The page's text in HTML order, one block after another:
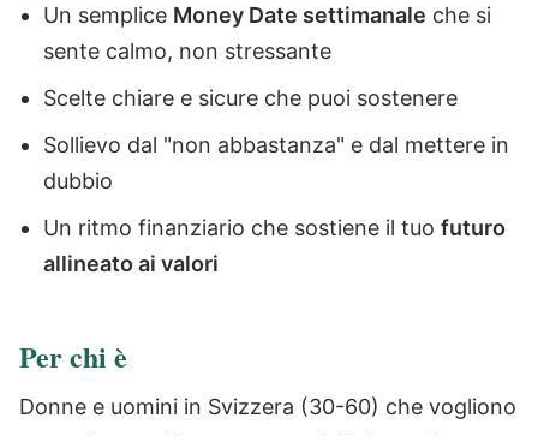
Un semplice Money Date settimanale che si
sente calmo, non stressante​
Scelte chiare e sicure che puoi sostenere​
Sollievo dal "non abbastanza" e dal mettere in
dubbio
Un ritmo finanziario che sostiene il tuo futuro
allineato ai valori
Per chi è
Donne e uomini in Svizzera (30-60) che vogliono